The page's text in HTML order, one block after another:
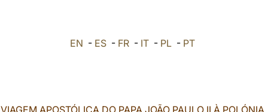
EN - ES- FR- IT- PL- PT
VIAGEM APOSTÓLICA DO PAPA JOÃO PAULO II À POLÓNIA